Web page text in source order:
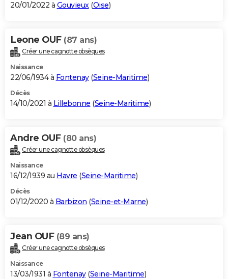
20/01/2022 à Gouvieux(Oise)
Leone OUF (87 ans)
Créer une cagnotte obsèques
Naissance
22/06/1934 à Fontenay(Seine-Maritime)
Décès
14/10/2021 à Lillebonne (Seine-Maritime)
Andre OUF (80 ans)
Créer une cagnotte obsèques
Naissance
16/12/1939 au Havre (Seine-Maritime)
Décès
01/12/2020 à Barbizon (Seine-et-Marne)
Jean OUF (89 ans)
Créer une cagnotte obsèques
Naissance
13/03/1931 à Fontenay(Seine-Maritime)